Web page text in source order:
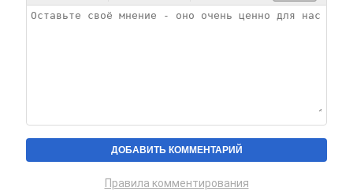
Правила комментирования